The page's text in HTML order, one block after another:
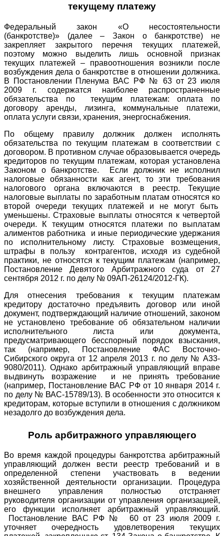
текущему платежу
Федеральный закон «О несостоятельности
(банкротстве)» (далее – Закон о банкротстве) не
закрепляет закрытого перечня текущих платежей,
поэтому можно выделить лишь основной признак
текущих платежей – правоотношения возникли после
возбуждения дела о банкротстве в отношении должника.
В Постановлении Пленума ВАС РФ № 63 от 23 июля
2009 г. содержатся наиболее распространенные
обязательства по текущим платежам: оплата по
договору аренды, лизинга, коммунальные платежи,
оплата услуги связи, хранения, энергоснабжения.
По общему правилу должник должен исполнять
обязательства по текущим платежам в соответствии с
договором. В противном случае образовывается очередь
кредиторов по текущим платежам, которая установлена
Законом о банкротстве. Если должник не исполнил
налоговые обязанности как агент, то эти требования
налогового органа включаются в реестр. Текущие
налоговые выплаты по заработным платам относятся ко
второй очереди текущих платежей и не могут быть
уменьшены. Страховые выплаты относятся к четвертой
очереди. К текущим относятся платежи по выплатам
алиментов работника и иные периодические удержания
по исполнительному листу. Страховые возмещения,
штрафы в пользу контрагентов, исходя из судебной
практики, не относятся к текущим платежам (например,
Постановление Девятого Арбитражного суда от 27
сентября 2012 г. по делу № 09АП-26124/2012-ГК).
Для отнесения требования к текущим платежам
кредитору достаточно предъявить договор или иной
документ, подтверждающий наличие отношений, законом
не установлено требование об обязательном наличии
исполнительного листа или документа,
предусматривающего бесспорный порядок взыскания,
так (например, Постановление ФАС Восточно-
Сибирского округа от 12 апреля 2013 г. по делу № А33-
9080/2011). Однако арбитражный управляющий вправе
выдвинуть возражение и не принять требование
(например, Постановление ВАС РФ от 10 января 2014 г.
по делу № ВАС-15789/13). В особенности это относится к
кредиторам, которые вступили в отношения с должником
незадолго до возбуждения дела.
Роль арбитражного управляющего
Во время каждой процедуры банкротства арбитражный
управляющий должен вести реестр требований и в
определенной степени участвовать в ведении
хозяйственной деятельности организации. Процедура
внешнего управления полностью отстраняет
руководителя организации от управления организацией,
его функции исполняет арбитражный управляющий.
Постановление ВАС РФ № 60 от 23 июля 2009 г.
уточняет очередность удовлетворения текущих